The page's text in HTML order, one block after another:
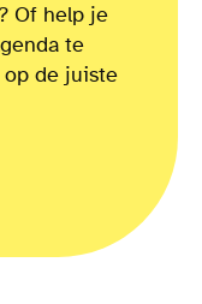
Of help je
te
de juiste